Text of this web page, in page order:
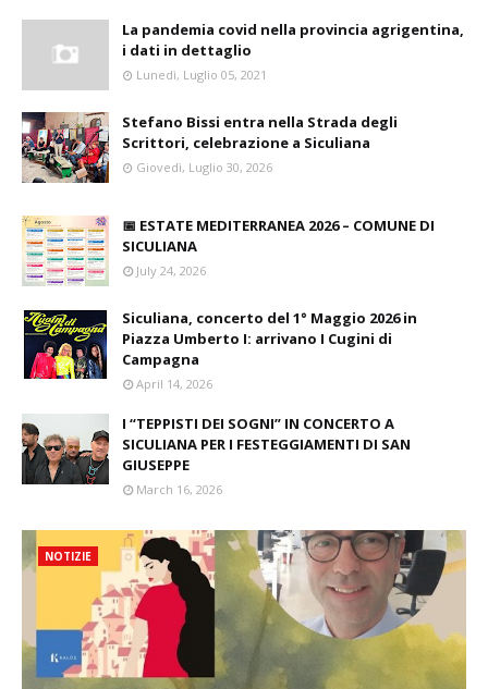
La pandemia covid nella provincia agrigentina,
i dati in dettaglio
Lunedì, Luglio 05, 2021
Stefano Bissi entra nella Strada degli
Scrittori, celebrazione a Siculiana
Giovedì, Luglio 30, 2026
📅 ESTATE MEDITERRANEA 2026 – COMUNE DI
SICULIANA
July 24, 2026
Siculiana, concerto del 1° Maggio 2026 in
Piazza Umberto I: arrivano I Cugini di
Campagna
April 14, 2026
I “TEPPISTI DEI SOGNI” IN CONCERTO A
SICULIANA PER I FESTEGGIAMENTI DI SAN
GIUSEPPE
March 16, 2026
NOTIZIE